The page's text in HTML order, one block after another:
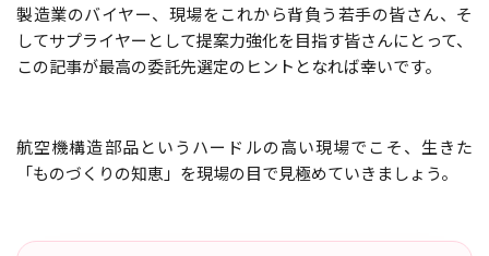
製造業のバイヤー、現場をこれから背負う若手の皆さん、そ
してサプライヤーとして提案力強化を目指す皆さんにとって、
この記事が最高の委託先選定のヒントとなれば幸いです。
航空機構造部品というハードルの高い現場でこそ、生きた
「ものづくりの知恵」を現場の目で見極めていきましょう。